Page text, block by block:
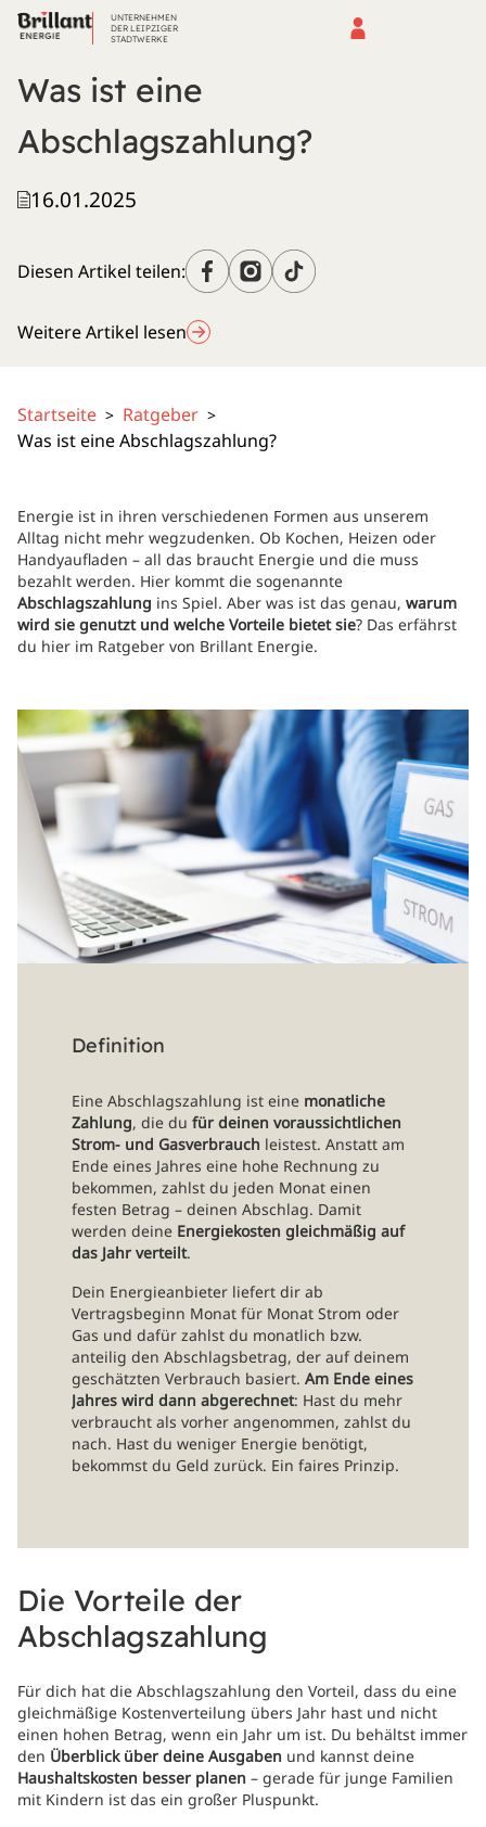
UNTERNEHMEN
DER LEIPZIGER
STADTWERKE
Was ist eine
Abschlagszahlung?
16.01.2025
Diesen Artikel teilen:
Weitere Artikel lesen
Startseite > Ratgeber >
Was ist eine Abschlagszahlung?
Energie ist in ihren verschiedenen Formen aus unserem
Alltag nicht mehr wegzudenken. Ob Kochen, Heizen oder
Handyaufladen – all das braucht Energie und die muss
bezahlt werden. Hier kommt die sogenannte
Abschlagszahlung ins Spiel. Aber was ist das genau, warum
wird sie genutzt und welche Vorteile bietet sie? Das erfährst
du hier im Ratgeber von Brillant Energie.
Definition
Eine Abschlagszahlung ist eine monatliche
Zahlung, die du für deinen voraussichtlichen
Strom- und Gasverbrauch leistest. Anstatt am
Ende eines Jahres eine hohe Rechnung zu
bekommen, zahlst du jeden Monat einen
festen Betrag – deinen Abschlag. Damit
werden deine Energiekosten gleichmäßig auf
das Jahr verteilt.
Dein Energieanbieter liefert dir ab
Vertragsbeginn Monat für Monat Strom oder
Gas und dafür zahlst du monatlich bzw.
anteilig den Abschlagsbetrag, der auf deinem
geschätzten Verbrauch basiert. Am Ende eines
Jahres wird dann abgerechnet: Hast du mehr
verbraucht als vorher angenommen, zahlst du
nach. Hast du weniger Energie benötigt,
bekommst du Geld zurück. Ein faires Prinzip.
Die Vorteile der
Abschlagszahlung
Für dich hat die Abschlagszahlung den Vorteil, dass du eine
gleichmäßige Kostenverteilung übers Jahr hast und nicht
einen hohen Betrag, wenn ein Jahr um ist. Du behältst immer
den Überblick über deine Ausgaben und kannst deine
Haushaltskosten besser planen – gerade für junge Familien
mit Kindern ist das ein großer Pluspunkt.